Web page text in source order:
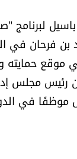
في
موقع
في